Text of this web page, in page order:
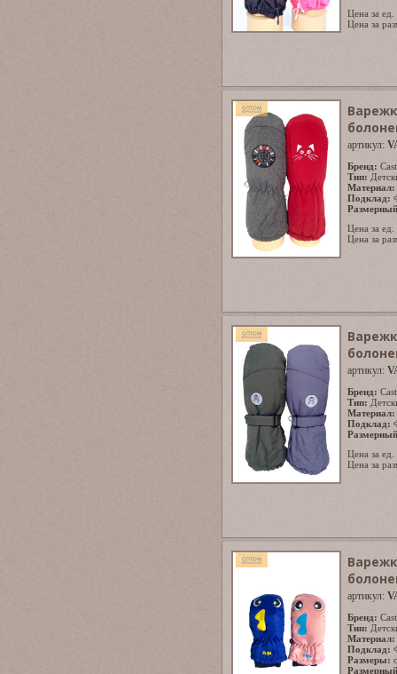
Цена за
Цена за
артикул:
Бренд:
Тип:
Материал:
Подклад:
Цена за
Цена за
артикул:
Бренд:
Тип:
Материал:
Подклад:
Цена за
Цена за
артикул:
Бренд:
Тип:
Материал:
Подклад:
Размеры: